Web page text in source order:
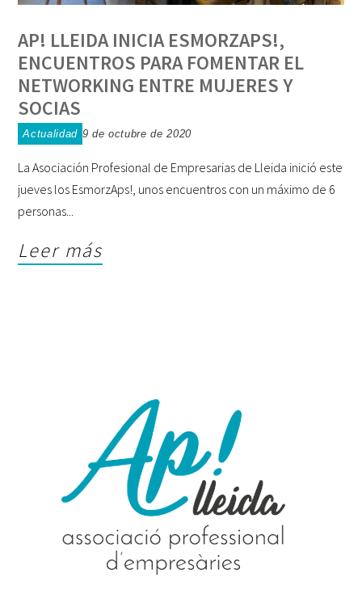
AP! LLEIDA INICIA ESMORZAPS!,
ENCUENTROS PARA FOMENTAR EL
NETWORKING ENTRE MUJERES Y
SOCIAS
Actualidad 9 de octubre de 2020
La Asociación Profesional de Empresarias de Lleida inició este
jueves los EsmorzAps!, unos encuentros con un máximo de 6
personas
Leer más